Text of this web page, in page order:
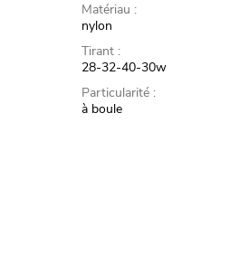
Matériau :
nylon
Tirant :
28-32-40-30w
Particularité :
à boule